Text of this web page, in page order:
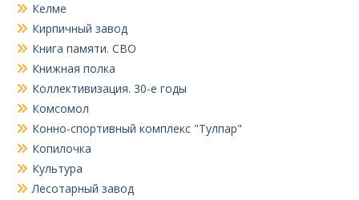
Келме
Кирпичный завод
Книга памяти. СВО
Книжная полка
Коллективизация. 30-е годы
Комсомол
Конно-спортивный комплекс "Тулпар"
Копилочка
Культура
Лесотарный завод